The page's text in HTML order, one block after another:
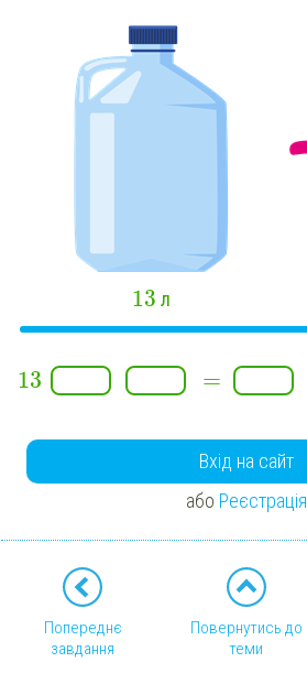
13 л
13 =
Вхід на сайт
або Реєстрація
Попереднє
завдання
Повернутись до
теми